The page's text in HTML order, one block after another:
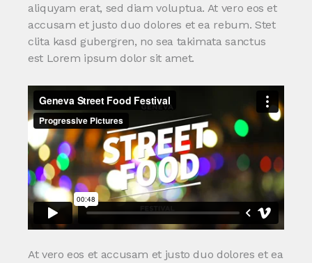
aliquyam erat, sed diam voluptua. At vero eos et
accusam et justo duo dolores et ea rebum. Stet
clita kasd gubergren, no sea takimata sanctus
est Lorem ipsum dolor sit amet.
At vero eos et accusam et justo duo dolores et ea